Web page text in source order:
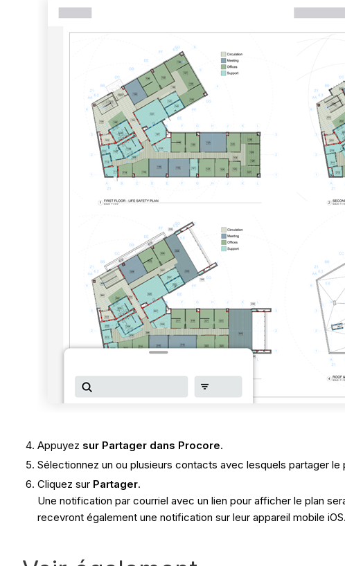
Appuyez sur Partager dans Procore.
Sélectionnez un ou plusieurs contacts avec lesquels partager le
Cliquez sur Partager.
Une notification par courriel avec un lien pour afficher le plan
recevront également une notification sur leur appareil mobile